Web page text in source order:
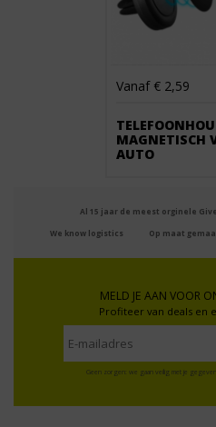
Vanaf € 2,59
MAGNETISCH
AUTO
Al 15 jaar de meest orginele
We know logistics Op maat
MELD JE AAN VOOR
Profiteer van deals en
Geen zorgen: we gaan veilig met je